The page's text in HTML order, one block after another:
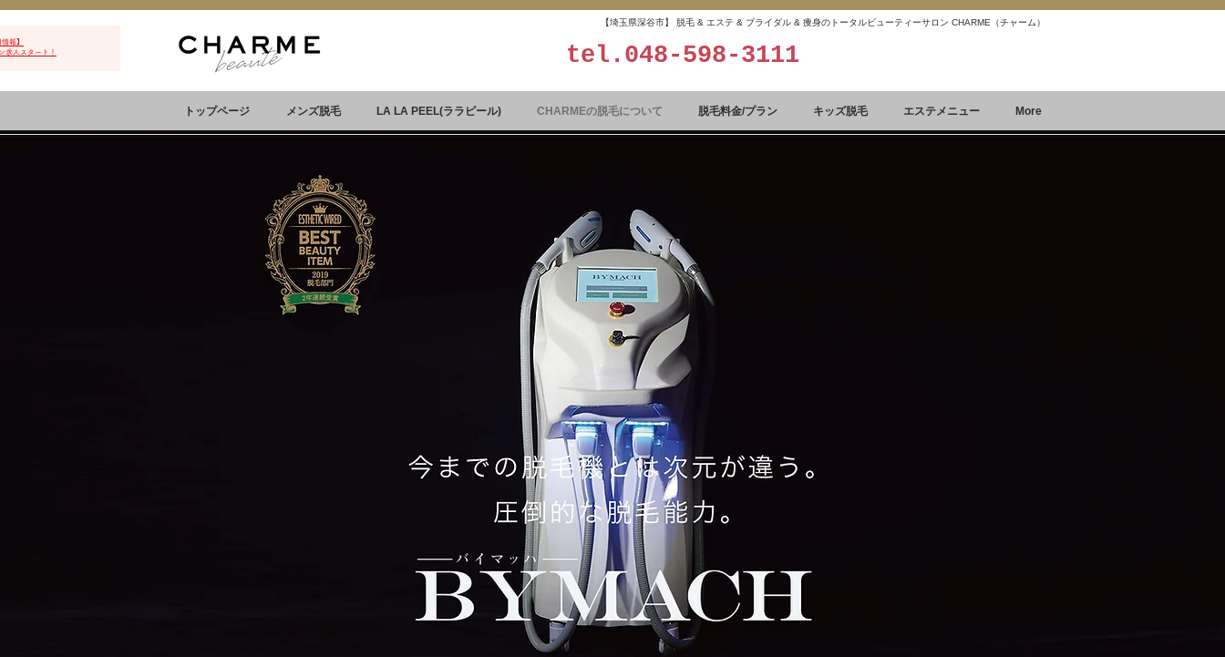
報】
求人スタート！
【埼玉県深谷市】 脱毛 & エステ & ブライダル & 痩身のトータルビューティーサロン CHARME（チャーム）
tel. 048-598-3111
トップページ メンズ脱毛 LA LA PEEL(ララピール) CHARMEの脱毛について 脱毛料金/プラン キッズ脱毛 エステメニュー More